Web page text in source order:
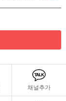
채널추가